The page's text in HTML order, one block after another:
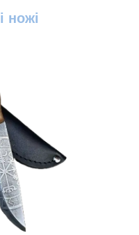
ножі